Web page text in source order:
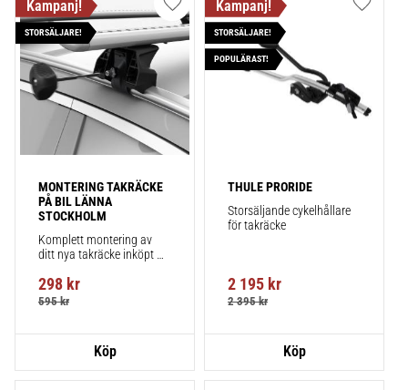
MONTERING TAKRÄCKE
PÅ BIL LÄNNA
STOCKHOLM
Komplett montering av
ditt nya takräcke inköpt
montering på din bil.
298 kr
595kr
STORSÄLJARE!
Lägg till i favoriter
THULE PRORIDE
Storsäljande cykelhållare
för takräcke
2 195 kr
2 395kr
STORSÄLJARE!
POPULÄRAST!
Lägg